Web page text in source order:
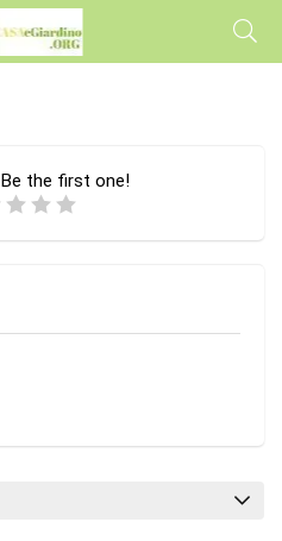
Be the first one!